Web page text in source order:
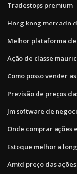
Tradestops premium
Hong kong mercado
Melhor plataforma
Ação de classe
Como posso vender
Previsão de preços
Jm software de
Onde comprar ações
Estoque melhor a
Amtd preço das